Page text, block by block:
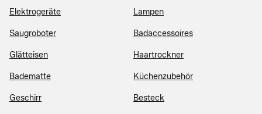
Elektrogeräte Lampen
Saugroboter Badaccessoires
Glätteisen Haartrockner
Badematte Küchenzubehör
Geschirr Besteck